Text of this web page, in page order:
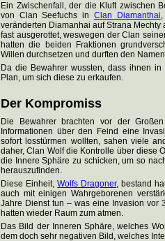
Ein Zwischenfall, der die Kluft zwischen
von Clan Seefuchs in Clan Diamanthai
veränderten Diamanhai auf Strana
fast ausgerottet, weswegen der Clan
hatten die beiden Fraktionen
Willen durchsetzen und durften den
Da die Bewahrer wussten, dass ihnen
Plan, um sich diese zu erkaufen.
Der Kompromiss
Die Bewahrer brachten vor der
Informationen über den Feind eine
sofort losstürmen wollten, sahen viele
daher, Clan Wolf die Kontrolle über diese
die Innere Sphäre zu schicken, um so
herauszufinden.
Diese Einheit,Wolfs Dragoner, bestand
auch mit einigen Wahrgeborenen
Jahre Dienst tun – was eine Invasion vor
hatten wieder Raum zum atmen.
Das Bild der Inneren Sphäre, welches
dem doch sehr negativen Bild, welches